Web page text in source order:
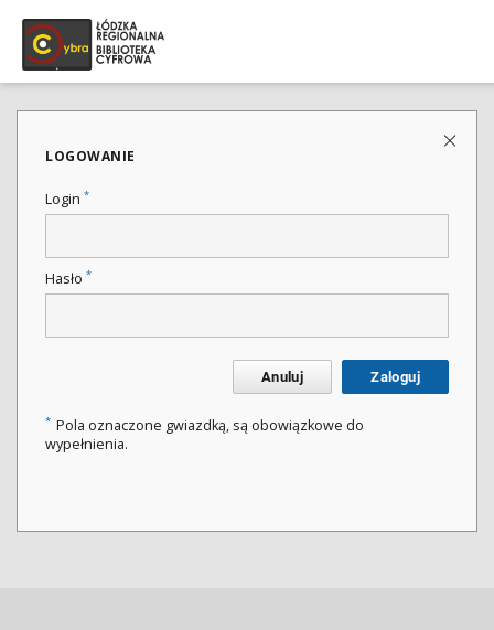
LOGOWANIE
Login *
Hasło *
Anuluj Zaloguj
* Pola oznaczone gwiazdką, są obowiązkowe do
wypełnienia.